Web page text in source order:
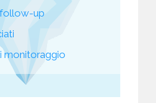
follow-up
monitoraggio